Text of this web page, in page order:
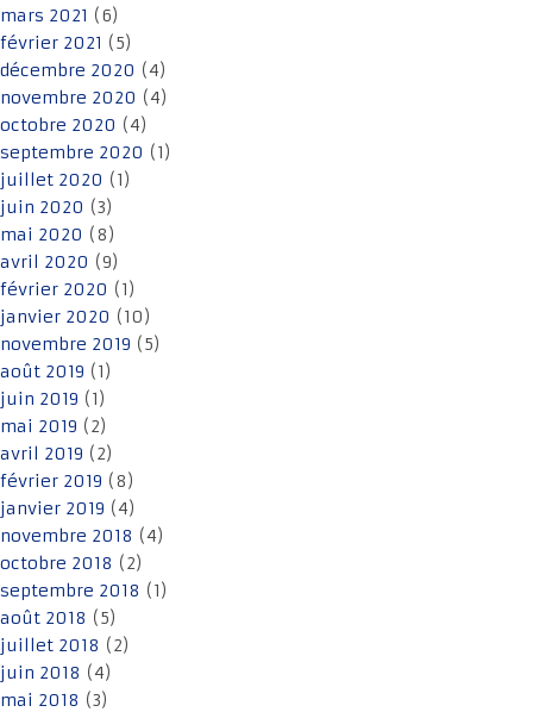
mars 2021 (6)
février 2021 (5)
décembre 2020 (4)
novembre 2020 (4)
octobre 2020 (4)
septembre 2020 (1)
juillet 2020 (1)
juin 2020 (3)
mai 2020 (8)
avril 2020 (9)
février 2020 (1)
janvier 2020 (10)
novembre 2019 (5)
août 2019 (1)
juin 2019 (1)
mai 2019 (2)
avril 2019 (2)
février 2019 (8)
janvier 2019 (4)
novembre 2018 (4)
octobre 2018 (2)
septembre 2018 (1)
août 2018 (5)
juillet 2018 (2)
juin 2018 (4)
mai 2018 (3)